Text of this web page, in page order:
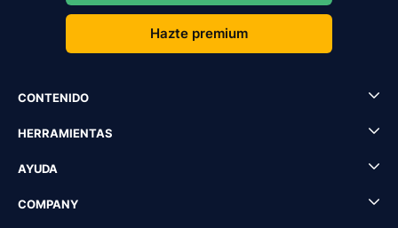
Hazte premium
CONTENIDO
HERRAMIENTAS
AYUDA
COMPANY